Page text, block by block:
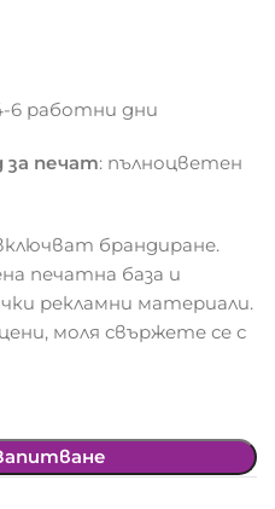
6 работни дни
печат: пълноцветен
брандиране.
печатна база и
рекламни материали.
моля свържете се с